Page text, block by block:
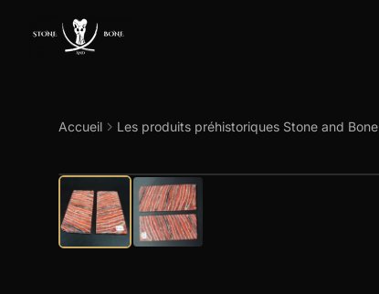
Accueil Les produits préhistoriques Stone and Bone